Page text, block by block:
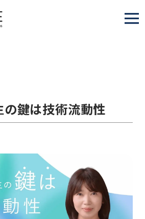
の鍵は技術流動性